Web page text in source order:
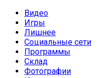
Видео
Игры
Лишнее
Социальные сети
Программы
Склад
Фотографии